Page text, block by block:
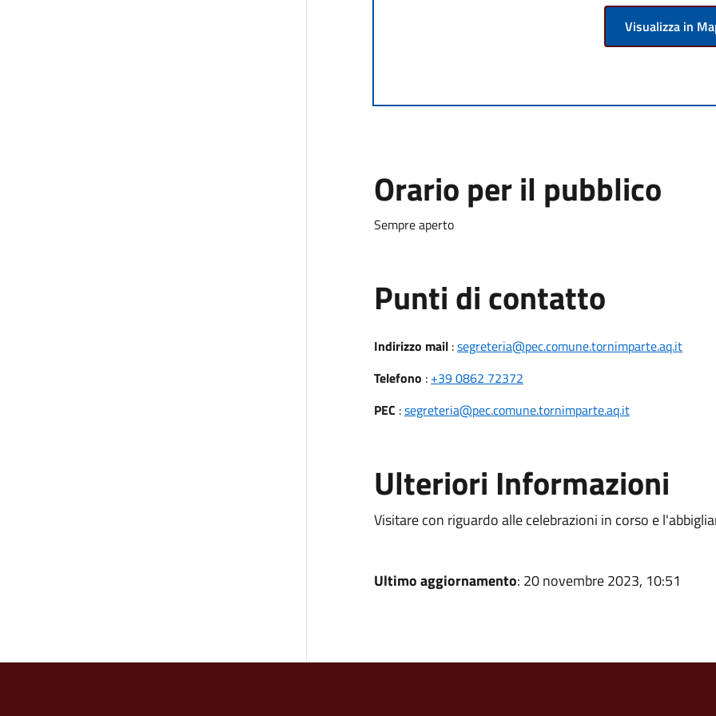
Visualizza in
Orario per il pubblico
Sempre aperto
Punti di contatto
Indirizzo mail:segreteria@pec.comune.tornimparte.aq.it
Telefono : +39 0862 72372
PEC :segreteria@pec.comune.tornimparte.aq.it
Ulteriori Informazioni
Visitare con riguardo alle celebrazioni in corso e
Ultimo aggiornamento: 20 novembre 2023, 10:51